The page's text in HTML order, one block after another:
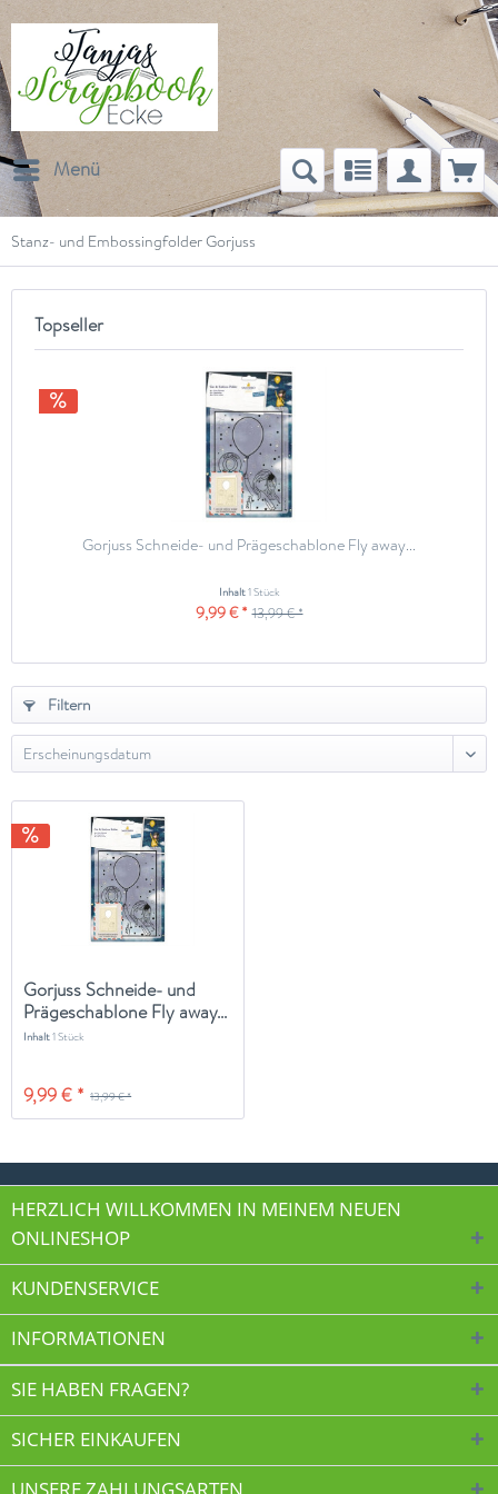
Menü
Stanz- und Embossingfolder Gorjuss
Topseller
Gorjuss Schneide- und Prägeschablone Fly away...
Inhalt1 Stück
9,99 € * 13,99 € *
Filtern
Gorjuss Schneide- und
Prägeschablone Fly away...
Inhalt1 Stück
13,99 € *
9,99 € *
HERZLICH WILLKOMMEN IN MEINEM NEUEN
ONLINESHOP
KUNDENSERVICE
INFORMATIONEN
SIE HABEN FRAGEN?
SICHER EINKAUFEN
UNSERE ZAHLUNGSARTEN